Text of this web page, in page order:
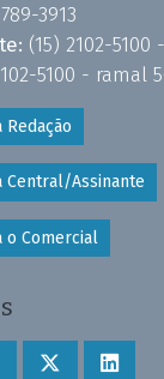
3913
(15) 2102-5100
5100 - ramal
Central/Assinante
o Comercial